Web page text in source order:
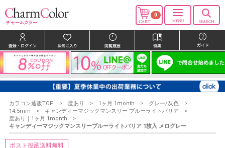
0
カラコン通販TOP 度あり 1ヶ月 1month
グレー/灰色
14.5mm
キャンディーマジックマンスリー ブルーライトバリア
度あり｜1ヶ月 1month
キャンディーマジックマンスリーブルーライトバリア 1枚入 メログレー
ポスト投函送料無料